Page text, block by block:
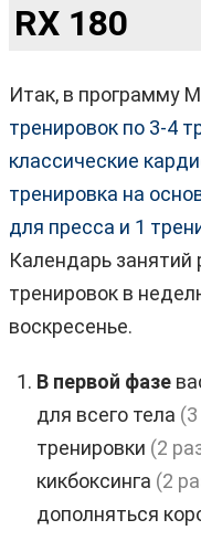
RX 180
Итак, в программу
тренировок по 3-4
классические
тренировка на
для пресса и 1
Календарь занятий
тренировок в
воскресенье.
В первой фазе
для всего тела
тренировки (2
кикбоксинга (2
дополняться